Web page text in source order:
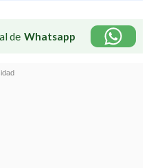
de Whatsapp